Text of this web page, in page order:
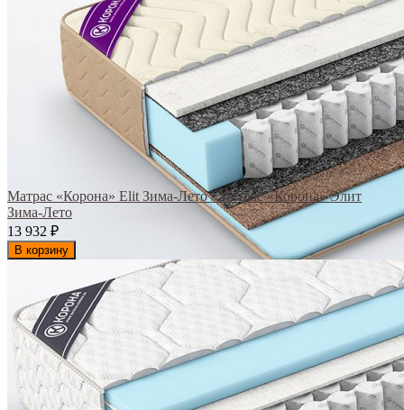
Матрас «Корона» Elit Зима-Лето / Матрас «Корона» Элит
Зима-Лето
13 932 ₽
В корзину